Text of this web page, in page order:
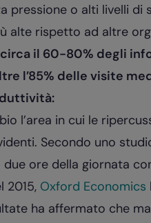
pressione o alti livelli
alte rispetto ad altre
circa il 60-80% degli
l’85% delle visite
l’area in cui le
Secondo uno
ore della giornata
2015, Oxford Economics
ha affermato che